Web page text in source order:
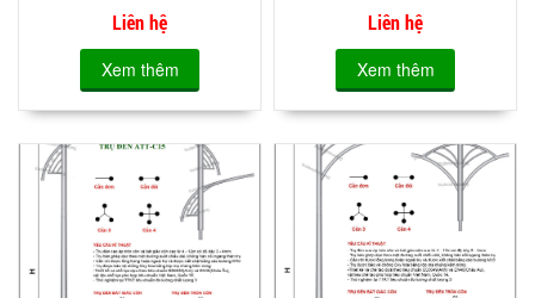
Thịnh ATT-C05
Liên hệ
Xem thêm
10m 11m 12m ATT-C06
Liên hệ
Xem thêm